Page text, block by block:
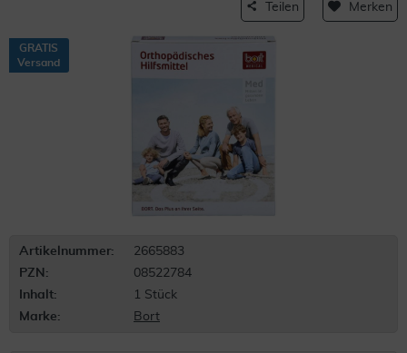
Teilen Merken
GRATIS
Versand
Artikelnummer:
2665883
PZN:
08522784
Inhalt:
1 Stück
Marke:
Bort